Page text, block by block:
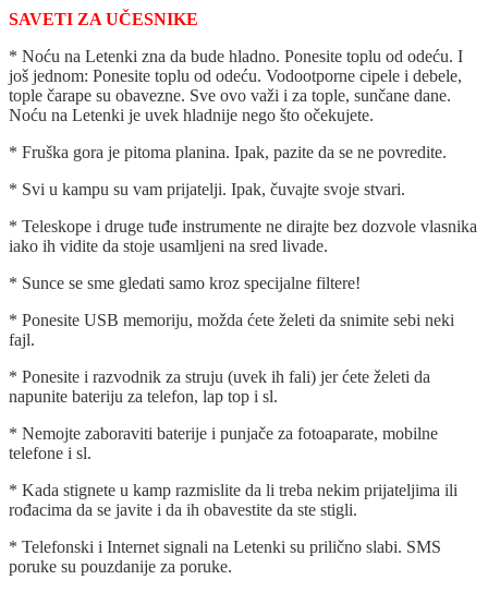
SAVETI ZA UČESNIKE
* Noću na Letenki zna da bude hladno. Ponesite toplu od odeću. I
još jednom: Ponesite toplu od odeću. Vodootporne cipele i debele,
tople čarape su obavezne. Sve ovo važi i za tople, sunčane dane.
Noću na Letenki je uvek hladnije nego što očekujete.
* Fruška gora je pitoma planina. Ipak, pazite da se ne povredite.
* Svi u kampu su vam prijatelji. Ipak, čuvajte svoje stvari.
* Teleskope i druge tuđe instrumente ne dirajte bez dozvole vlasnika
iako ih vidite da stoje usamljeni na sred livade.
* Sunce se sme gledati samo kroz specijalne filtere!
* Ponesite USB memoriju, možda ćete želeti da snimite sebi neki
fajl.
* Ponesite i razvodnik za struju (uvek ih fali) jer ćete želeti da
napunite bateriju za telefon, lap top i sl.
* Nemojte zaboraviti baterije i punjače za fotoaparate, mobilne
telefone i sl.
* Kada stignete u kamp razmislite da li treba nekim prijateljima ili
rođacima da se javite i da ih obavestite da ste stigli.
* Telefonski i Internet signali na Letenki su prilično slabi. SMS
poruke su pouzdanije za poruke.